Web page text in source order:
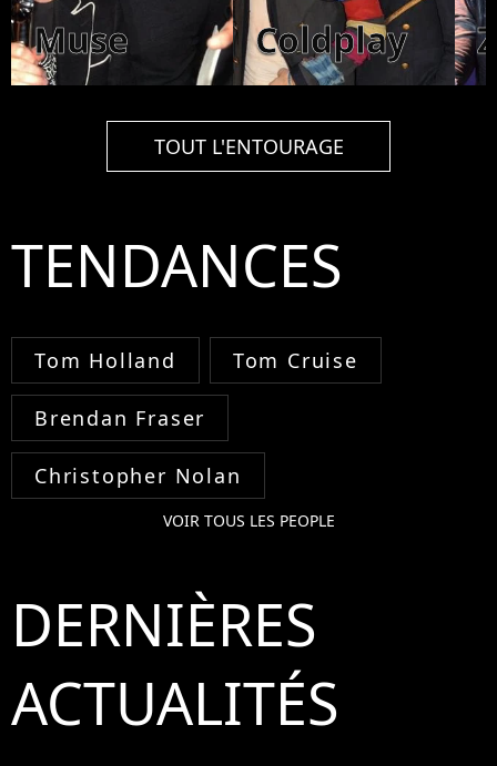
Muse Coldplay
TOUT L'ENTOURAGE
TENDANCES
Tom Holland Tom Cruise
Brendan Fraser
Christopher Nolan
VOIR TOUS LES PEOPLE
DERNIÈRES
ACTUALITÉS